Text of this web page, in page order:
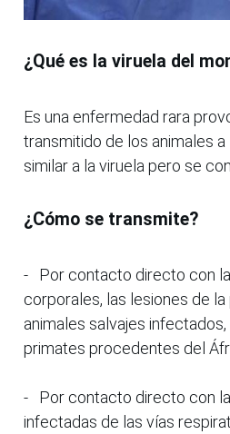
¿Qué es la viruela del
Es una enfermedad rara
transmitido de los animales a
similar a la viruela pero se
¿Cómo se transmite?
- Por contacto directo con
corporales, las lesiones de
animales salvajes
primates procedentes del
- Por contacto directo con
infectadas de las vías